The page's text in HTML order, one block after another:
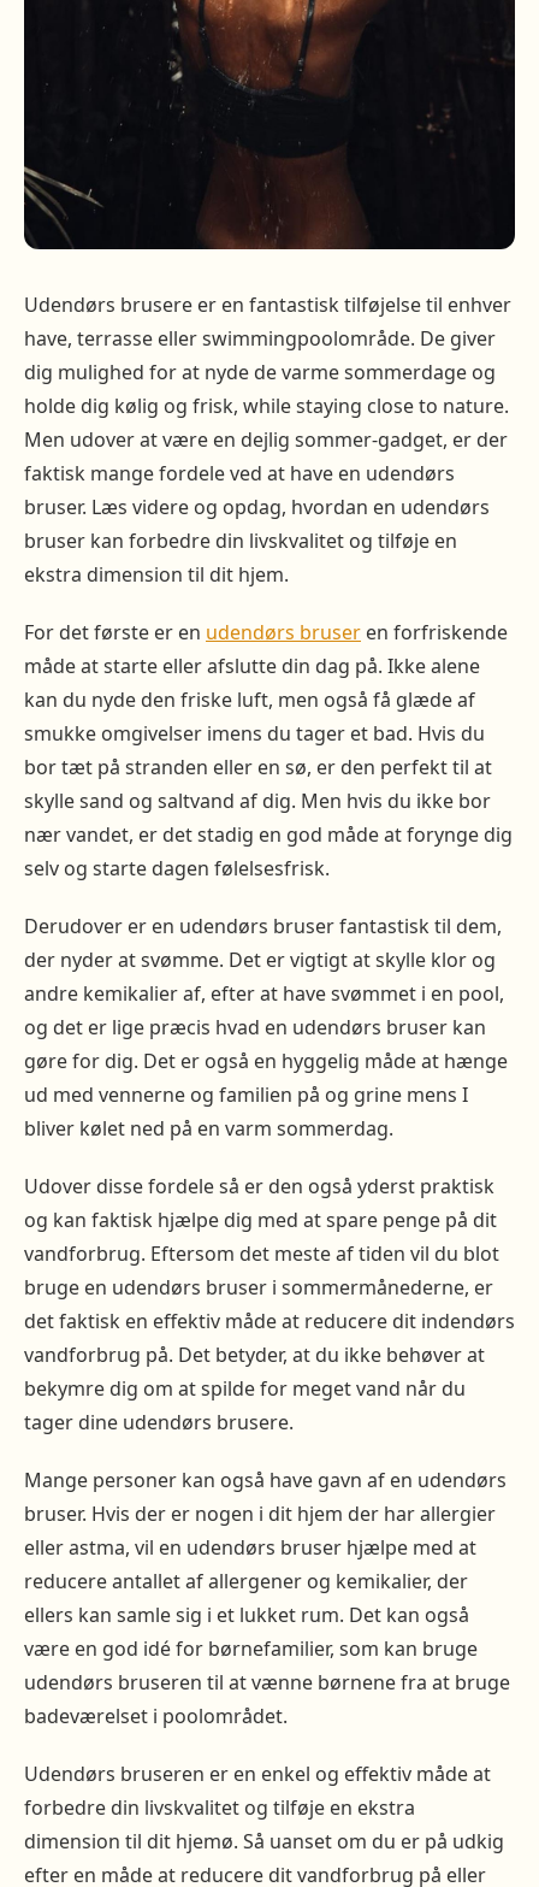
Udendørs brusere er en fantastisk tilføjelse til enhver
have, terrasse eller swimmingpoolområde. De giver
dig mulighed for at nyde de varme sommerdage og
holde dig kølig og frisk, while staying close to nature.
Men udover at være en dejlig sommer-gadget, er der
faktisk mange fordele ved at have en udendørs
bruser. Læs videre og opdag, hvordan en udendørs
bruser kan forbedre din livskvalitet og tilføje en
ekstra dimension til dit hjem.
For det første er en udendørs bruser en forfriskende
måde at starte eller afslutte din dag på. Ikke alene
kan du nyde den friske luft, men også få glæde af
smukke omgivelser imens du tager et bad. Hvis du
bor tæt på stranden eller en sø, er den perfekt til at
skylle sand og saltvand af dig. Men hvis du ikke bor
nær vandet, er det stadig en god måde at forynge dig
selv og starte dagen følelsesfrisk.
Derudover er en udendørs bruser fantastisk til dem,
der nyder at svømme. Det er vigtigt at skylle klor og
andre kemikalier af, efter at have svømmet i en pool,
og det er lige præcis hvad en udendørs bruser kan
gøre for dig. Det er også en hyggelig måde at hænge
ud med vennerne og familien på og grine mens I
bliver kølet ned på en varm sommerdag.
Udover disse fordele så er den også yderst praktisk
og kan faktisk hjælpe dig med at spare penge på dit
vandforbrug. Eftersom det meste af tiden vil du blot
bruge en udendørs bruser i sommermånederne, er
det faktisk en effektiv måde at reducere dit indendørs
vandforbrug på. Det betyder, at du ikke behøver at
bekymre dig om at spilde for meget vand når du
tager dine udendørs brusere.
Mange personer kan også have gavn af en udendørs
bruser. Hvis der er nogen i dit hjem der har allergier
eller astma, vil en udendørs bruser hjælpe med at
reducere antallet af allergener og kemikalier, der
ellers kan samle sig i et lukket rum. Det kan også
være en god idé for børnefamilier, som kan bruge
udendørs bruseren til at vænne børnene fra at bruge
badeværelset i poolområdet.
Udendørs bruseren er en enkel og effektiv måde at
forbedre din livskvalitet og tilføje en ekstra
dimension til dit hjemø. Så uanset om du er på udkig
efter en måde at reducere dit vandforbrug på eller